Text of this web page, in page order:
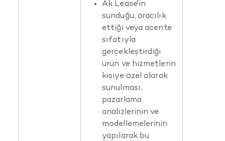
Ak Lease'in
sunduğu, aracılık
ettiği veya acente
sıfatıyla
gerçekleştirdiği
ürün ve hizmetlerin
kişiye özel olarak
sunulması,
pazarlama
analizlerinin ve
modellemelerinin
yapılarak bu